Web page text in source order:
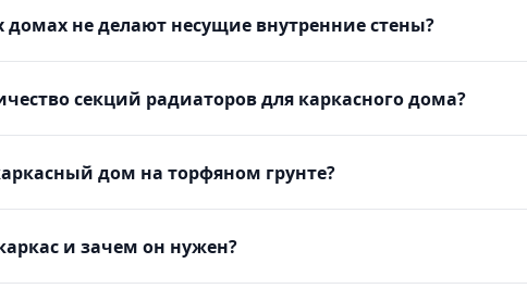
не делают несущие внутренние стены?
секций радиаторов для каркасного дома?
дом на торфяном грунте?
и зачем он нужен?